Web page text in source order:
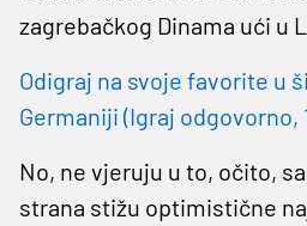
zagrebačkog Dinama ući u
Odigraj na svoje favorite u
Germaniji (Igraj odgovorno,
No, ne vjeruju u to, očito,
strana stižu optimistične